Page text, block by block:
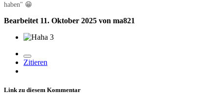
haben" 😁
Bearbeitet 11. Oktober 2025 von ma821
3
Zitieren
Link zu diesem Kommentar